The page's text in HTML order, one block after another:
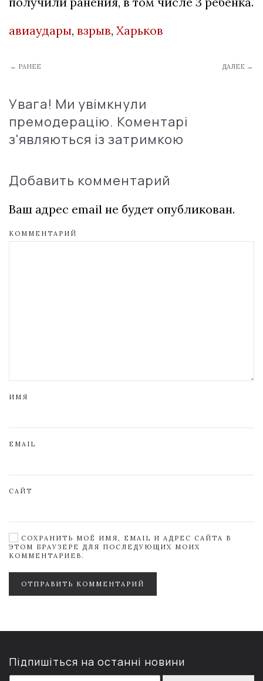
авиаудары, взрыв, Харьков
← РАНЕЕ ДАЛЕЕ →
Увага! Ми увімкнули
премодерацію. Коментарі
з'являються із затримкою
Добавить комментарий
Ваш адрес email не будет опубликован.
КОММЕНТАРИЙ
ИМЯ
EMAIL
САЙТ
СОХРАНИТЬ МОЁ ИМЯ, EMAIL И АДРЕС САЙТА В
ЭТОМ БРАУЗЕРЕ ДЛЯ ПОСЛЕДУЮЩИХ МОИХ
КОММЕНТАРИЕВ.
ОТПРАВИТЬ КОММЕНТАРИЙ
Підпишіться на останні новини